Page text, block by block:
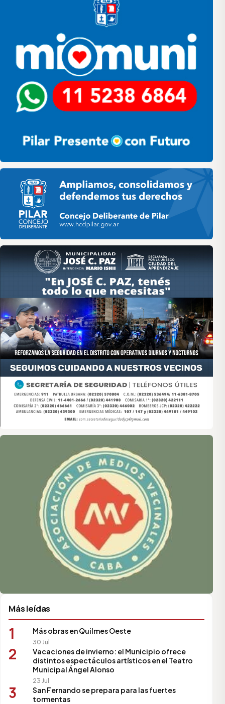
Pilar HCD
Asociación de Medios Vecinales
Más leídas
1 Más obras en Quilmes Oeste
30 Jul
2
Vacaciones de invierno: el Municipio ofrece
distintos espectáculos artísticos en el Teatro
Municipal Ángel Alonso
23 Jul
3
San Fernando se prepara para las fuertes
tormentas